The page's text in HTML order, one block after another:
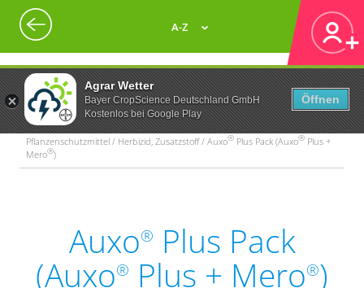
Agrar Wetter
Bayer CropScience Deutschland GmbH
Kostenlos bei Google Play
Öffnen
A-Z
Pflanzenschutzmittel / Herbizid, Zusatzstoff / Auxo® Plus Pack (Auxo® Plus +
Mero®)
Auxo® Plus Pack
(Auxo® Plus + Mero®)